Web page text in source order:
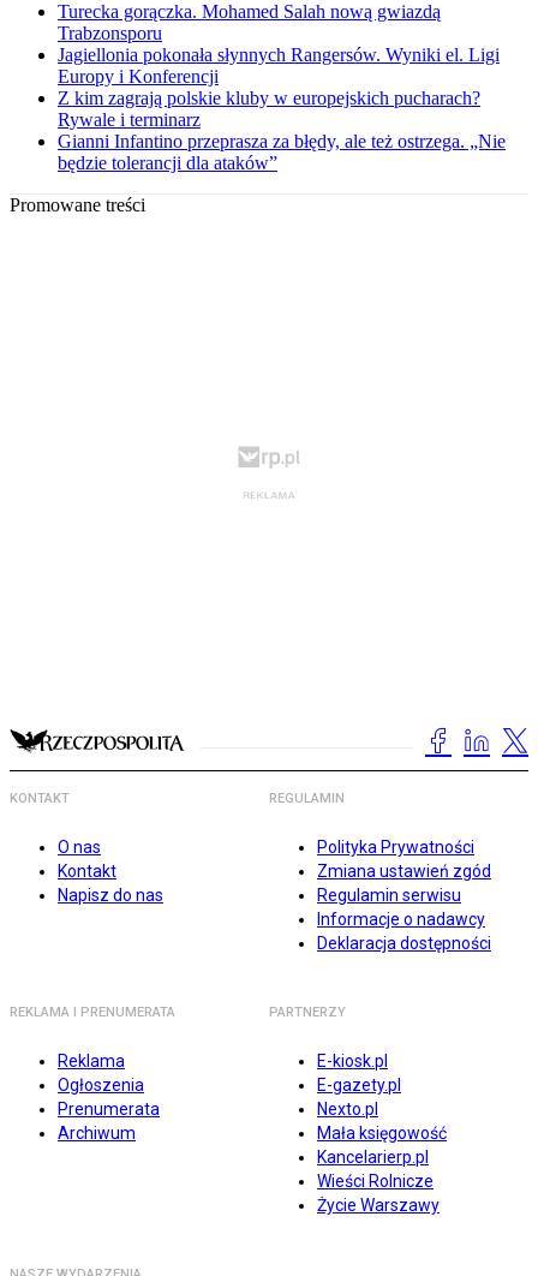
Turecka gorączka. Mohamed Salah nową gwiazdą
Trabzonsporu
Jagiellonia pokonała słynnych Rangersów. Wyniki el. Ligi
Europy i Konferencji
Z kim zagrają polskie kluby w europejskich pucharach?
Rywale i terminarz
Gianni Infantino przeprasza za błędy, ale też ostrzega. „Nie
będzie tolerancji dla ataków”
Promowane treści
KONTAKT
O nas
Kontakt
Napisz do nas
REGULAMIN
Polityka Prywatności
Zmiana ustawień zgód
Regulamin serwisu
Informacje o nadawcy
Deklaracja dostępności
REKLAMA I PRENUMERATA
Reklama
Ogłoszenia
Prenumerata
Archiwum
PARTNERZY
E-kiosk.pl
E-gazety.pl
Nexto.pl
Mała księgowość
Kancelarierp.pl
Wieści Rolnicze
Życie Warszawy